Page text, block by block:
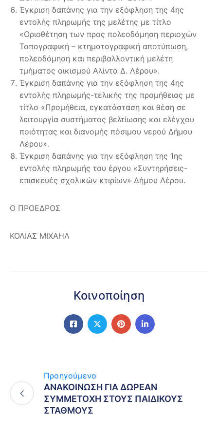
Έγκριση δαπάνης για την εξόφληση της 4ης
εντολής πληρωμής της μελέτης με τίτλο
«Οριοθέτηση των προς πολεοδόμηση περιοχών
Τοπογραφική – κτηματογραφική αποτύπωση,
πολεοδόμηση και περιβαλλοντική μελέτη
τμήματος οικισμού Αλίντα Δ. Λέρου».
Έγκριση δαπάνης για την εξόφληση της 4ης
εντολής πληρωμής-τελικής της προμήθειας με
τίτλο «Προμήθεια, εγκατάσταση και θέση σε
λειτουργία συστήματος βελτίωσης και ελέγχου
ποιότητας και διανομής πόσιμου νερού Δήμου
Λέρου».
Έγκριση δαπάνης για την εξόφληση της 1ης
εντολής πληρωμής του έργου «Συντηρήσεις-
επισκευές σχολικών κτιρίων» Δήμου Λέρου.
Ο ΠΡΟΕΔΡΟΣ
ΚΟΛΙΑΣ ΜΙΧΑΗΛ
Κοινοποίηση
Προηγούμενο
ΑΝΑΚΟΙΝΩΣΗ ΓΙΑ ΔΩΡΕΑΝ
ΣΥΜΜΕΤΟΧΗ ΣΤΟΥΣ ΠΑΙΔΙΚΟΥΣ
ΣΤΑΘΜΟΥΣ